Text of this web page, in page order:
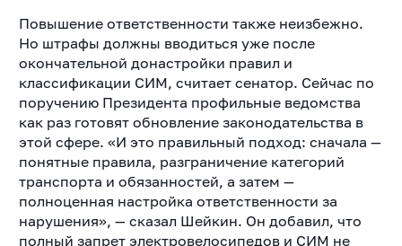
Повышение ответственности также неизбежно.
Но штрафы должны вводиться уже после
окончательной донастройки правил и
классификации СИМ, считает сенатор. Сейчас по
поручению Президента профильные ведомства
как раз готовят обновление законодательства в
этой сфере. «И это правильный подход: сначала —
понятные правила, разграничение категорий
транспорта и обязанностей, а затем —
полноценная настройка ответственности за
нарушения», — сказал Шейкин. Он добавил, что
полный запрет электровелосипедов и СИМ не